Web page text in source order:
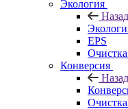
Экология
Назад
EPS
Конверсия
Назад